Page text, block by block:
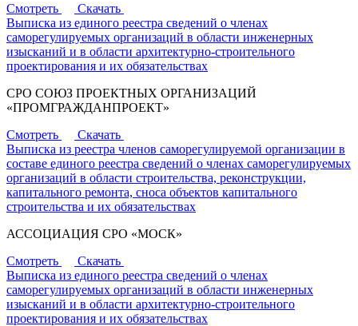
Смотреть
Скачать
Выписка из единого реестра сведений о членах
саморегулируемых организаций в области инженерных
изысканий и в области архитектурно-строительного
проектирования и их обязательствах
СРО СОЮЗ ПРОЕКТНЫХ ОРГАНИЗАЦИЙ
«ПРОМГРАЖДАНПРОЕКТ»
Смотреть
Скачать
Выписка из реестра членов саморегулируемой организации в
составе единого реестра сведений о членах саморегулируемых
организаций в области строительства, реконструкции,
капитального ремонта, сноса объектов капитального
строительства и их обязательствах
АССОЦИАЦИЯ СРО «МОСК»
Смотреть
Скачать
Выписка из единого реестра сведений о членах
саморегулируемых организаций в области инженерных
изысканий и в области архитектурно-строительного
проектирования и их обязательствах